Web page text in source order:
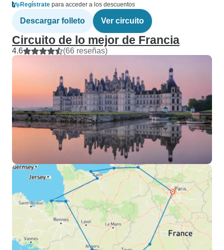
Regístrate para acceder a los descuentos
Descargar folleto Ver circuito
Circuito de lo mejor de Francia
4.6 (66 reseñas)